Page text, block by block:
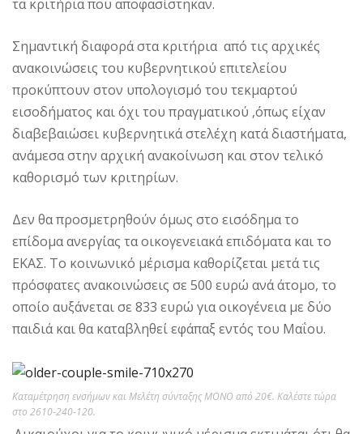
τα κριτήρια που αποφασίστηκαν.
Σημαντική διαφορά στα κριτήρια από τις αρχικές
ανακοινώσεις του κυβερνητικού επιτελείου
προκύπτουν στον υπολογισμό του τεκμαρτού
εισοδήματος και όχι του πραγματικού ,όπως είχαν
διαβεβαιώσει κυβερνητικά στελέχη κατά διαστήματα,
ανάμεσα στην αρχική ανακοίνωση και στον τελικό
καθορισμό των κριτηρίων.
Δεν θα προσμετρηθούν όμως στο εισόδημα το
επίδομα ανεργίας τα οικογενειακά επιδόματα και το
ΕΚΑΣ. Το κοινωνικό μέρισμα καθορίζεται μετά τις
πρόσφατες ανακοινώσεις σε 500 ευρώ ανά άτομο, το
οποίο αυξάνεται σε 833 ευρώ για οικογένεια με δύο
παιδιά και θα καταβληθεί εφάπαξ εντός του Μαΐου.
Καταμέτρηση ενσήμων και Μελέτη σύνταξης ΜΟΝΟ από 20€. Καλέστε τώρα
στο 2610-240-120.